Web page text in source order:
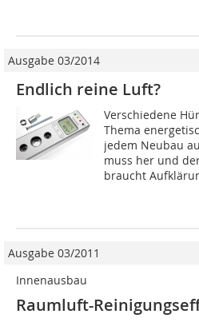
Ausgabe 03/2014
Endlich reine Luft?
Verschiedene
Thema
jedem Neubau
muss her und
braucht
Ausgabe 03/2011
Innenausbau
Raumluft-